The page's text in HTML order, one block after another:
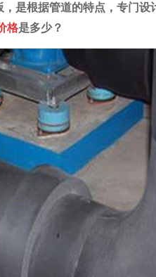
是根据管道的特点，专门
格是多少？